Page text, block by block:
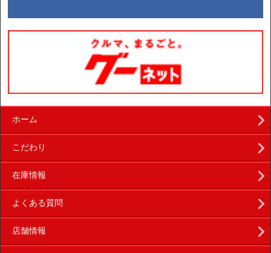
ホーム
こだわり
在庫情報
よくある質問
店舗情報